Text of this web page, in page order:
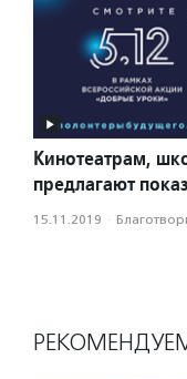
Кинотеатрам,
предлагают
15.11.2019 ·